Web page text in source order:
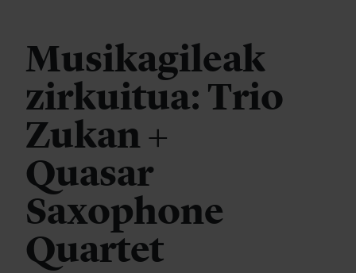
Musikagileak
zirkuitua: Trio
Zukan +
Quasar
Saxophone
Quartet